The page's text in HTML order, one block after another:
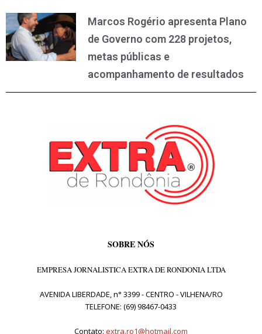
Marcos Rogério apresenta Plano
de Governo com 228 projetos,
metas públicas e
acompanhamento de resultados
SOBRE NÓS
EMPRESA JORNALISTICA EXTRA DE RONDONIA LTDA
AVENIDA LIBERDADE, n° 3399 - CENTRO - VILHENA/RO
TELEFONE: (69) 98467-0433
Contato: extra.ro1@hotmail.com